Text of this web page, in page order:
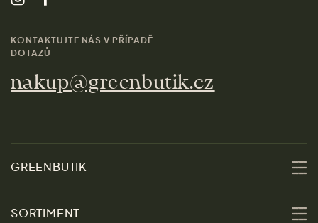
KONTAKTUJTE NÁS V PŘÍPADĚ
DOTAZŮ
nakup@greenbutik.cz
GREENBUTIK
SORTIMENT